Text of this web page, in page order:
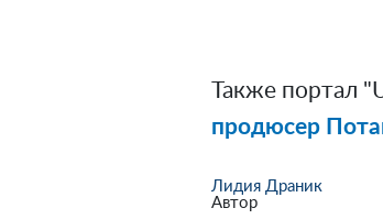
Также портал
продюсер
Лидия Драник
Автор